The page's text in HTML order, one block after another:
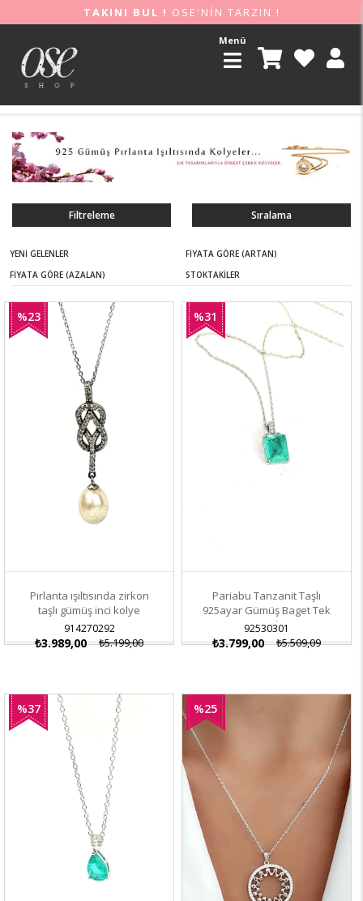
TAKINI BUL ! OSE'NİN TARZIN !
Menü
Filtreleme Sıralama
YENI GELENLER
FIYATA GÖRE (ARTAN)
FIYATA GÖRE (AZALAN)
STOKTAKILER
Pırlanta ışıltısında zirkon
taşlı gümüş inci kolye
914270292
₺3.989,00 ₺5.199,00
%23
Pariabu Tanzanit Taşlı
925ayar Gümüş Baget Tek
Taş Kolye
92530301
₺3.799,00 ₺5.509,09
%31
İndirim
%37
%25
İndirim